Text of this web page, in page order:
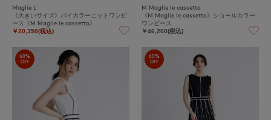
Maglie L
《大きいサイズ》バイカラーニットワンピ
ース《M Maglie le cassetto》
￥20,350(税込)
M Maglie le cassetto
《M Maglie le cassetto》ショールカラー
ワンピース
￥46,200(税込)
60%
OFF
60%
OFF